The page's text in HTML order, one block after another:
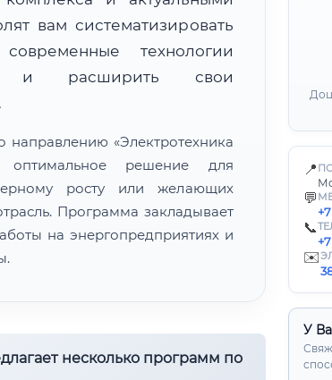
📍
💬
📞
✉️
У
вам систематизировать
технологии
и расширить свои
направлению «Электротехника
решение для
росту или желающих
Программа закладывает
на энергопредприятиях и
несколько программ по